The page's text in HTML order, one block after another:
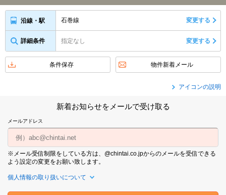
沿線・駅 石巻線 変更する
詳細条件 指定なし 変更する
条件保存 物件新着メール
アイコンの説明
新着お知らせをメールで受け取る
メールアドレス
※メール受信制限をしている方は、@chintai.co.jpからのメールを受信できる
よう設定の変更をお願い致します。
個人情報の取り扱いについて